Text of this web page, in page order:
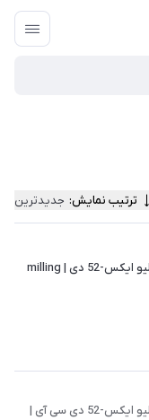
ترتیب نمایش: جدیدترین
میلینگ رولند مدل دی دبلیو ایکس-52 دی | milling
میلینگ رولند مدل دی دبلیو ایکس-52 دی سی آی |